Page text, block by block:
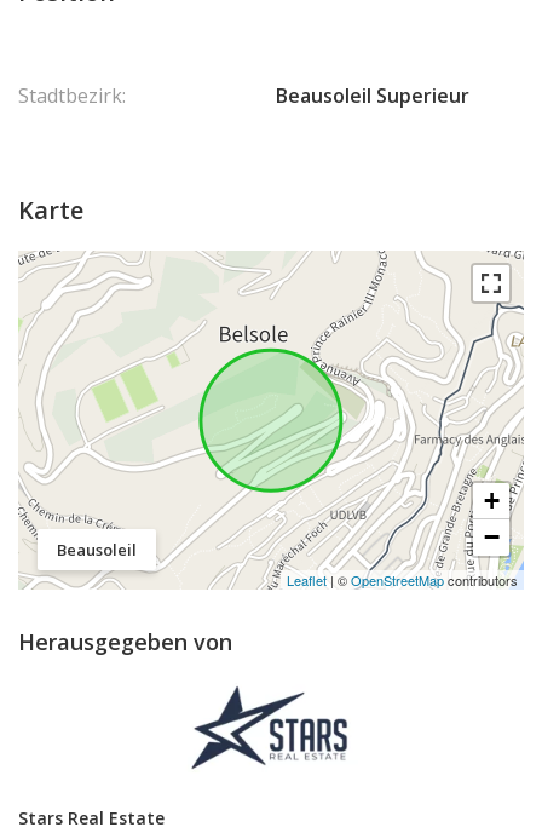
Stadtbezirk: Beausoleil Superieur
Karte
Beausoleil
+
−
Leaflet | ©OpenStreetMapcontributors
Herausgegeben von
Stars Real Estate